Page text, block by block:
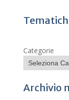
Categorie
Archivio